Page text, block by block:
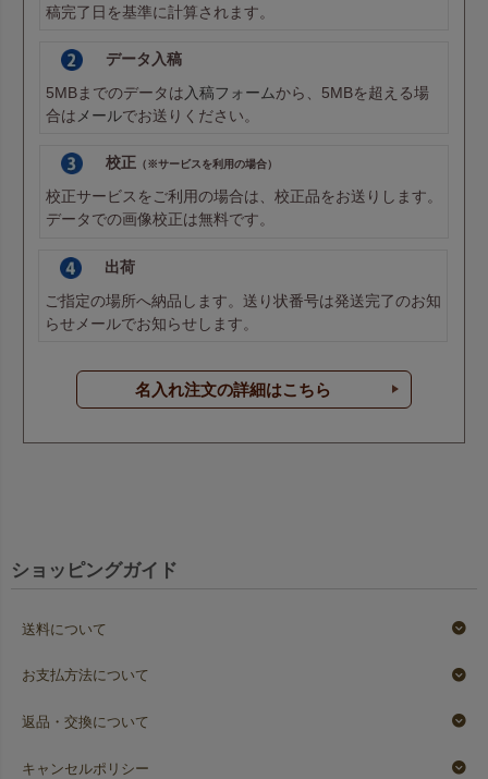
稿完了日を基準に計算されます。
データ入稿
5MBまでのデータは入稿フォームから、5MBを超える場
合はメールでお送りください。
校正（※サービスを利用の場合）
校正サービスをご利用の場合は、校正品をお送りします。
データでの画像校正は無料です。
出荷
ご指定の場所へ納品します。送り状番号は発送完了のお知
らせメールでお知らせします。
名入れ注文の詳細はこちら
ショッピングガイド
送料について
お支払方法について
返品・交換について
キャンセルポリシー